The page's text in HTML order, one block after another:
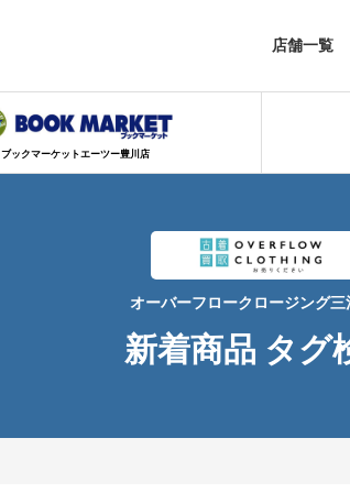
店舗一覧
ブックマーケットエーツー豊川店
オーバーフロークロージング三
新着商品 タグ